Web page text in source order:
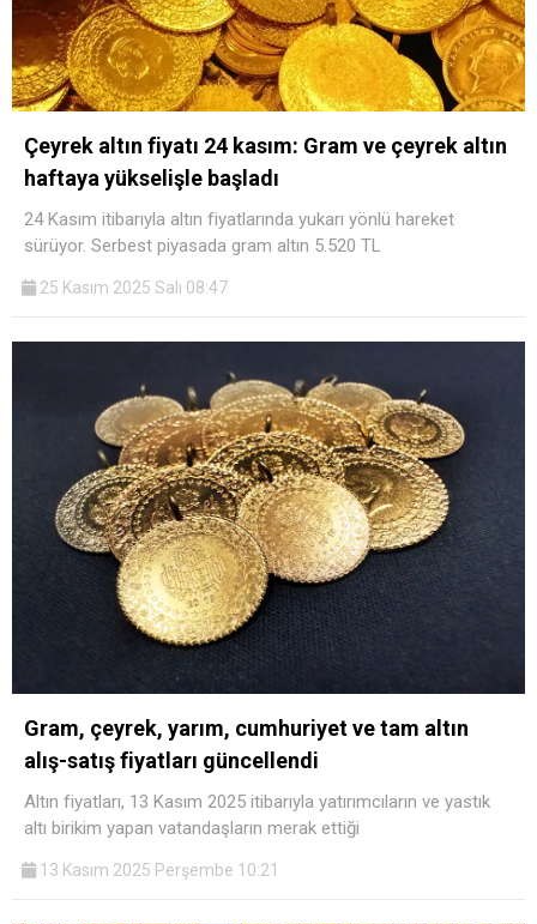
Çeyrek altın fiyatı 24 kasım: Gram ve çeyrek altın
haftaya yükselişle başladı
24 Kasım itibarıyla altın fiyatlarında yukarı yönlü hareket
sürüyor. Serbest piyasada gram altın 5.520 TL
25 Kasım 2025 Salı 08:47
Gram, çeyrek, yarım, cumhuriyet ve tam altın
alış-satış fiyatları güncellendi
Altın fiyatları, 13 Kasım 2025 itibarıyla yatırımcıların ve yastık
altı birikim yapan vatandaşların merak ettiği
13 Kasım 2025 Perşembe 10:21